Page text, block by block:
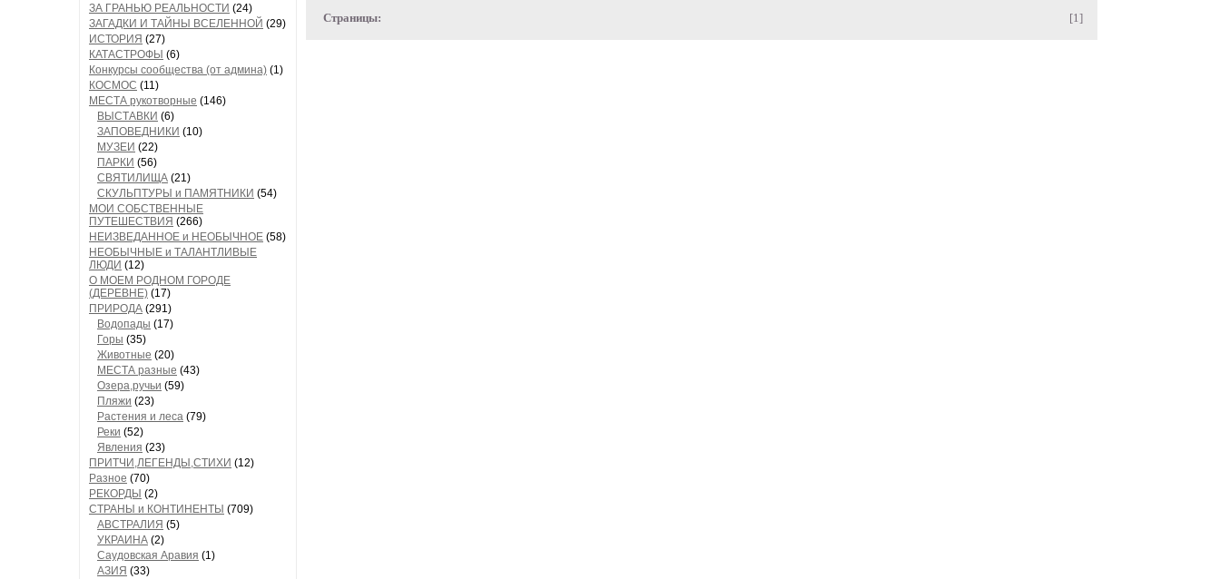
ЗА ГРАНЬЮ РЕАЛЬНОСТИ (24)
ЗАГАДКИ И ТАЙНЫ ВСЕЛЕННОЙ (29)
ИСТОРИЯ (27)
КАТАСТРОФЫ (6)
Конкурсы сообщества (от админа) (1)
КОСМОС (11)
МЕСТА рукотворные (146)
ВЫСТАВКИ (6)
ЗАПОВЕДНИКИ (10)
МУЗЕИ (22)
ПАРКИ (56)
СВЯТИЛИЩА (21)
СКУЛЬПТУРЫ и ПАМЯТНИКИ (54)
МОИ СОБСТВЕННЫЕ
ПУТЕШЕСТВИЯ (266)
НЕИЗВЕДАННОЕ и НЕОБЫЧНОЕ (58)
НЕОБЫЧНЫЕ и ТАЛАНТЛИВЫЕ
ЛЮДИ (12)
О МОЕМ РОДНОМ ГОРОДЕ
(ДЕРЕВНЕ) (17)
ПРИРОДА (291)
Водопады (17)
Горы (35)
Животные (20)
МЕСТА разные (43)
Озера,ручьи (59)
Пляжи (23)
Растения и леса (79)
Реки (52)
Явления (23)
ПРИТЧИ,ЛЕГЕНДЫ,СТИХИ (12)
Разное (70)
РЕКОРДЫ (2)
СТРАНЫ и КОНТИНЕНТЫ (709)
АВСТРАЛИЯ (5)
УКРАИНА (2)
Саудовская Аравия (1)
АЗИЯ (33)
Страницы: [1]